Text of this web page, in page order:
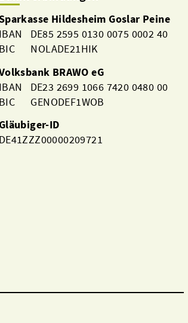
Hildesheim Goslar Peine
IBAN DE85 2595 0130 0075 0002 40
BIC NOLADE21HIK
BRAWO eG
IBAN DE23 2699 1066 7420 0480 00
BIC GENODEF1WOB
ID
DE41ZZZ00000209721